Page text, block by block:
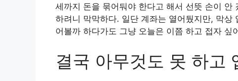
세까지 돈을 묶어둬야 한다고 해서 선뜻 손이 안
하려니 막막하다. 일단 계좌는 열어뒀지만, 막
어볼까 하다가도 그냥 오늘은 이쯤 하고 접자 싶
결국 아무것도 못 하고